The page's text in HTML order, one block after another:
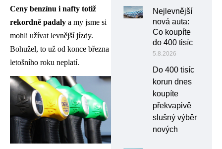
Ceny benzínu i nafty totiž
rekordně padaly a my jsme si
mohli užívat levnější jízdy.
Bohužel, to už od konce března
letošního roku neplatí.
Nejlevnější
nová auta:
Co koupíte
do 400 tisíc
5.8.2026
Do 400 tisíc
korun dnes
koupíte
překvapivě
slušný výběr
nových